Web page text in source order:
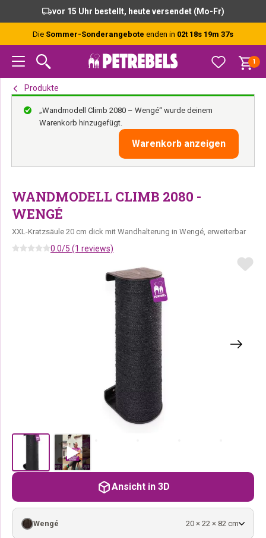
content
vor 15 Uhr bestellt, heute versendet (Mo-Fr)
Die Sommer-Sonderangebote enden in 02t 18s 19m 36s
1
Produkte
„Wandmodell Climb 2080 – Wengé“ wurde deinem
Warenkorb hinzugefügt.
Warenkorb anzeigen
WANDMODELL CLIMB 2080 -
WENGÉ
XXL-Kratzsäule 20 cm dick mit Wandhalterung in Wengé, erweiterbar
0.0/5 (1 reviews)
Wengé 20 × 22 × 82 cm
Ansicht in 3D